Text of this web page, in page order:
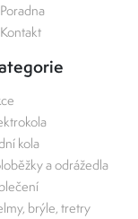
Poradna
Kontakt
kola
a odrážedla
brýle, tretry